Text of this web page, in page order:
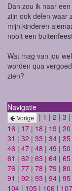
Dan zou ik naar
zijn ook delen waar
mijn kinderen
nooit een
Wat mag van jou
worden qua
zien?
Navigatie
Vorige | 1 | 2 | 3 |
16 | 17 | 18 | 19 | 20
31 | 32 | 33 | 34 | 35
46 | 47 | 48 | 49 | 50
61 | 62 | 63 | 64 | 65
76 | 77 | 78 | 79 | 80
91 | 92 | 93 | 94 | 95
104 | 105 | 106 | 107